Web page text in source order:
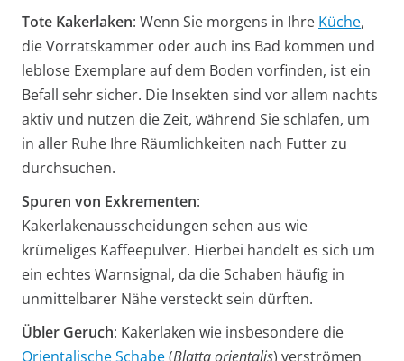
Tote Kakerlaken: Wenn Sie morgens in Ihre Küche,
die Vorratskammer oder auch ins Bad kommen und
leblose Exemplare auf dem Boden vorfinden, ist ein
Befall sehr sicher. Die Insekten sind vor allem nachts
aktiv und nutzen die Zeit, während Sie schlafen, um
in aller Ruhe Ihre Räumlichkeiten nach Futter zu
durchsuchen.
Spuren von Exkrementen:
Kakerlakenausscheidungen sehen aus wie
krümeliges Kaffeepulver. Hierbei handelt es sich um
ein echtes Warnsignal, da die Schaben häufig in
unmittelbarer Nähe versteckt sein dürften.
Übler Geruch: Kakerlaken wie insbesondere die
Orientalische Schabe(Blatta orientalis) verströmen